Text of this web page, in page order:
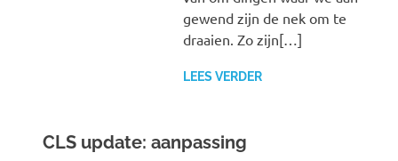
gewend zijn de nek om te
draaien. Zo zijn[…]
LEES VERDER
CLS update: aanpassing